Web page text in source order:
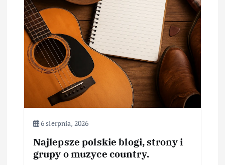
6 sierpnia, 2026
Najlepsze polskie blogi, strony i
grupy o muzyce country.